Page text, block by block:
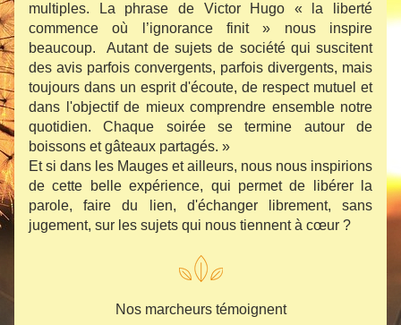
multiples. La phrase de Victor Hugo « la liberté
commence où l’ignorance finit » nous inspire
beaucoup.  Autant de sujets de société qui suscitent
des avis parfois convergents, parfois divergents, mais
toujours dans un esprit d'écoute, de respect mutuel et
dans l'objectif de mieux comprendre ensemble notre
quotidien. Chaque soirée se termine autour de
boissons et gâteaux partagés. »
Et si dans les Mauges et ailleurs, nous nous inspirions
de cette belle expérience, qui permet de libérer la
parole, faire du lien, d'échanger librement, sans
jugement, sur les sujets qui nous tiennent à cœur ?
Nos marcheurs témoignent